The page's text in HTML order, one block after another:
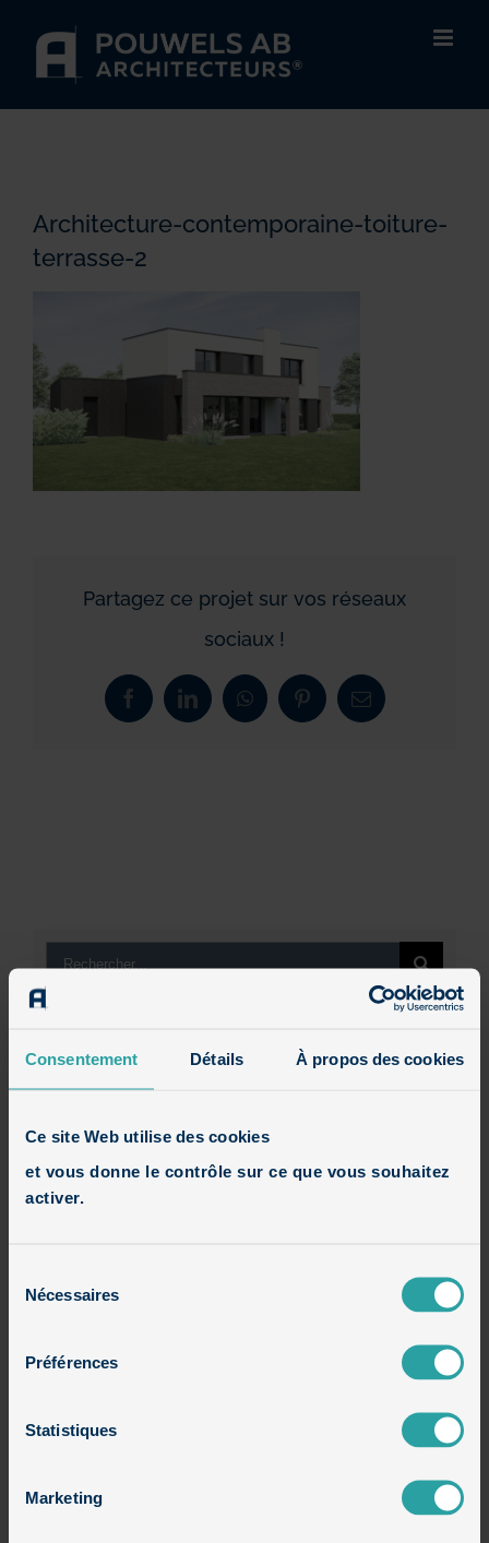
Consentement Détails À propos des cookies
Ce site Web utilise des cookies
et vous donne le contrôle sur ce que vous souhaitez
activer.
Nécessaires
Préférences
Statistiques
Marketing
Architecture-contemporaine-toiture-
terrasse-2
Partagez ce projet sur vos réseaux
sociaux !
FacebookLinkedInWhatsAppPinterestEmail
Rechercher:
Avis
Constructions en cours
Maisons cubiques en briques